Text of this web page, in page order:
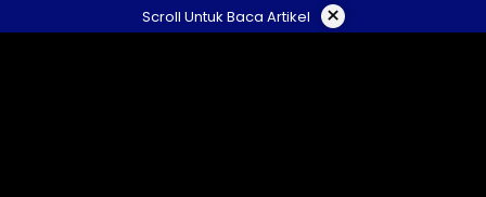
to
Scroll Untuk Baca Artikel ×